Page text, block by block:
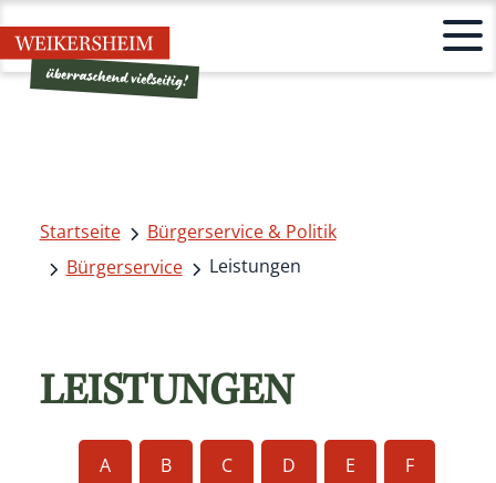
Startseite
Bürgerservice & Politik
Bürgerservice
Leistungen
LEISTUNGEN
A B C D E F